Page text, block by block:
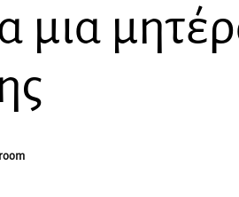
μια